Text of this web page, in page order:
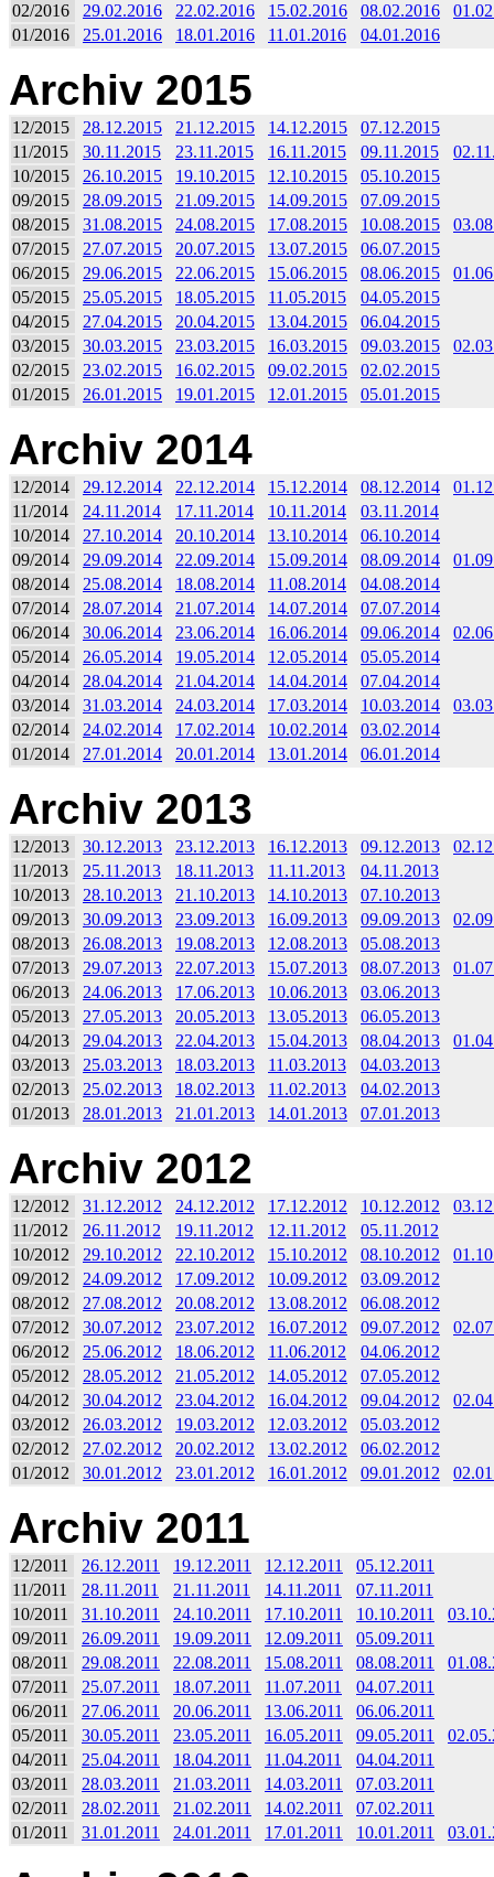
02/2016
29.02.2016 22.02.2016 15.02.2016 08.02.2016
01/2016
25.01.2016 18.01.2016 11.01.2016 04.01.2016
Archiv 2015
12/2015 28.12.2015 21.12.2015 14.12.2015
07.12.2015
11/2015
30.11.2015 23.11.2015 16.11.2015 09.11.2015
10/2015
26.10.2015 19.10.2015 12.10.2015
05.10.2015
09/2015
28.09.2015 21.09.2015 14.09.2015
07.09.2015
08/2015
31.08.2015 24.08.2015 17.08.2015 10.08.2015
07/2015
27.07.2015 20.07.2015 13.07.2015
06.07.2015
06/2015
29.06.2015 22.06.2015 15.06.2015 08.06.2015
05/2015
25.05.2015 18.05.2015 11.05.2015
04.05.2015
04/2015
27.04.2015 20.04.2015 13.04.2015
06.04.2015
03/2015
30.03.2015 23.03.2015 16.03.2015 09.03.2015
02/2015
23.02.2015 16.02.2015 09.02.2015
02.02.2015
01/2015
26.01.2015 19.01.2015 12.01.2015 05.01.2015
Archiv 2014
12/2014 29.12.2014 22.12.2014 15.12.2014 08.12.2014
11/2014
24.11.2014 17.11.2014 10.11.2014
03.11.2014
10/2014
27.10.2014 20.10.2014 13.10.2014
06.10.2014
09/2014
29.09.2014 22.09.2014 15.09.2014 08.09.2014
08/2014
25.08.2014 18.08.2014 11.08.2014
04.08.2014
07/2014
28.07.2014 21.07.2014 14.07.2014
07.07.2014
06/2014
30.06.2014 23.06.2014 16.06.2014 09.06.2014
05/2014
26.05.2014 19.05.2014 12.05.2014
05.05.2014
04/2014
28.04.2014 21.04.2014 14.04.2014
07.04.2014
03/2014
31.03.2014 24.03.2014 17.03.2014 10.03.2014
02/2014
24.02.2014 17.02.2014 10.02.2014
03.02.2014
01/2014
27.01.2014 20.01.2014 13.01.2014 06.01.2014
Archiv 2013
12/2013 30.12.2013 23.12.2013 16.12.2013 09.12.2013
11/2013
25.11.2013 18.11.2013 11.11.2013
04.11.2013
10/2013
28.10.2013 21.10.2013 14.10.2013
07.10.2013
09/2013
30.09.2013 23.09.2013 16.09.2013 09.09.2013
08/2013
26.08.2013 19.08.2013 12.08.2013
05.08.2013
07/2013
29.07.2013 22.07.2013 15.07.2013 08.07.2013
06/2013
24.06.2013 17.06.2013 10.06.2013
03.06.2013
05/2013
27.05.2013 20.05.2013 13.05.2013
06.05.2013
04/2013
29.04.2013 22.04.2013 15.04.2013 08.04.2013
03/2013
25.03.2013 18.03.2013 11.03.2013
04.03.2013
02/2013
25.02.2013 18.02.2013 11.02.2013
04.02.2013
01/2013
28.01.2013 21.01.2013 14.01.2013 07.01.2013
Archiv 2012
12/2012 31.12.2012 24.12.2012 17.12.2012 10.12.2012
11/2012
26.11.2012 19.11.2012 12.11.2012
05.11.2012
10/2012
29.10.2012 22.10.2012 15.10.2012 08.10.2012
09/2012
24.09.2012 17.09.2012 10.09.2012
03.09.2012
08/2012
27.08.2012 20.08.2012 13.08.2012
06.08.2012
07/2012
30.07.2012 23.07.2012 16.07.2012 09.07.2012
06/2012
25.06.2012 18.06.2012 11.06.2012
04.06.2012
05/2012
28.05.2012 21.05.2012 14.05.2012
07.05.2012
04/2012
30.04.2012 23.04.2012 16.04.2012 09.04.2012
03/2012
26.03.2012 19.03.2012 12.03.2012
05.03.2012
02/2012
27.02.2012 20.02.2012 13.02.2012
06.02.2012
01/2012
30.01.2012 23.01.2012 16.01.2012 09.01.2012
Archiv 2011
12/2011 26.12.2011 19.12.2011 12.12.2011
05.12.2011
11/2011
28.11.2011 21.11.2011 14.11.2011
07.11.2011
10/2011
31.10.2011 24.10.2011 17.10.2011 10.10.2011
09/2011
26.09.2011 19.09.2011 12.09.2011
05.09.2011
08/2011
29.08.2011 22.08.2011 15.08.2011 08.08.2011
07/2011
25.07.2011 18.07.2011 11.07.2011
04.07.2011
06/2011
27.06.2011 20.06.2011 13.06.2011
06.06.2011
05/2011
30.05.2011 23.05.2011 16.05.2011 09.05.2011
04/2011
25.04.2011 18.04.2011 11.04.2011
04.04.2011
03/2011
28.03.2011 21.03.2011 14.03.2011
07.03.2011
02/2011
28.02.2011 21.02.2011 14.02.2011
07.02.2011
01/2011
31.01.2011 24.01.2011 17.01.2011 10.01.2011